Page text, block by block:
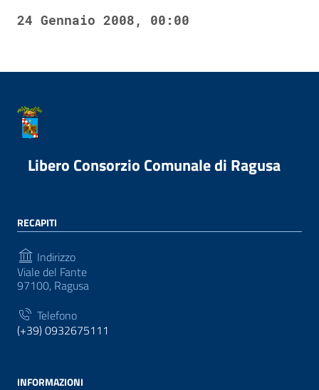
24 Gennaio 2008, 00:00
Libero Consorzio Comunale di Ragusa
RECAPITI
Indirizzo
Viale del Fante
97100, Ragusa
Telefono
(+39) 0932675111
INFORMAZIONI